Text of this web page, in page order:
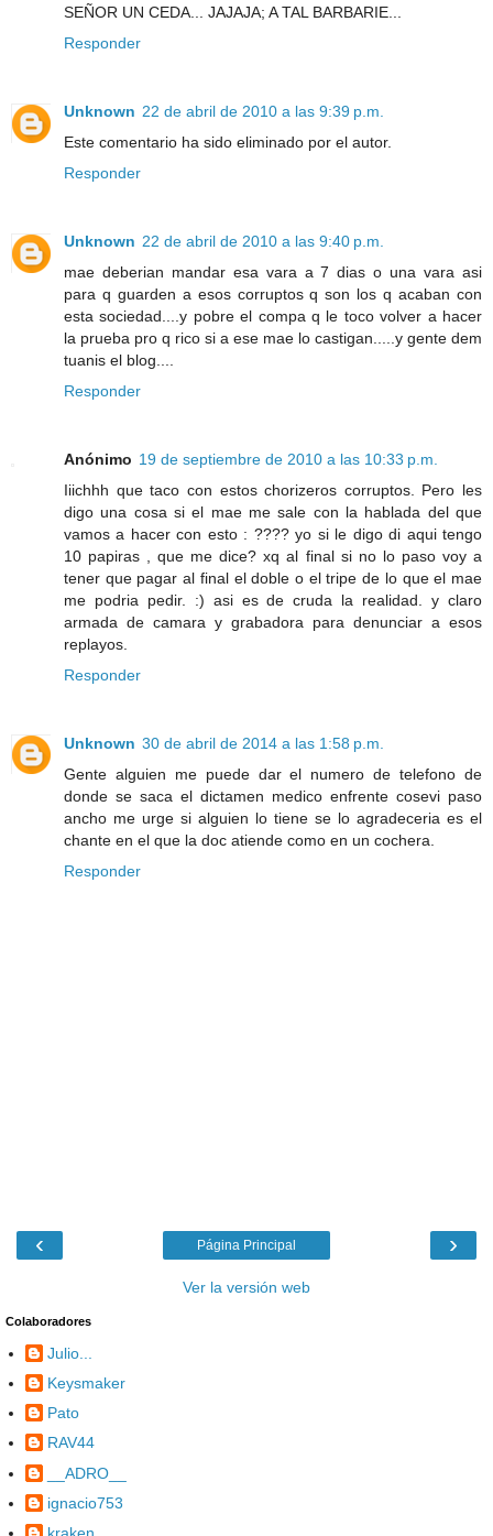
SEÑOR UN CEDA... JAJAJA; A TAL BARBARIE...
Responder
Unknown 22 de abril de 2010 a las 9:39 p.m.
Este comentario ha sido eliminado por el autor.
Responder
Unknown 22 de abril de 2010 a las 9:40 p.m.
mae deberian mandar esa vara a 7 dias o una vara asi
para q guarden a esos corruptos q son los q acaban con
esta sociedad....y pobre el compa q le toco volver a hacer
la prueba pro q rico si a ese mae lo castigan.....y gente dem
tuanis el blog....
Responder
Anónimo 19 de septiembre de 2010 a las 10:33 p.m.
Iiichhh que taco con estos chorizeros corruptos. Pero les
digo una cosa si el mae me sale con la hablada del que
vamos a hacer con esto : ???? yo si le digo di aqui tengo
10 papiras , que me dice? xq al final si no lo paso voy a
tener que pagar al final el doble o el tripe de lo que el mae
me podria pedir. :) asi es de cruda la realidad. y claro
armada de camara y grabadora para denunciar a esos
replayos.
Responder
Unknown 30 de abril de 2014 a las 1:58 p.m.
Gente alguien me puede dar el numero de telefono de
donde se saca el dictamen medico enfrente cosevi paso
ancho me urge si alguien lo tiene se lo agradeceria es el
chante en el que la doc atiende como en un cochera.
Responder
‹ ›
Página Principal
Ver la versión web
Colaboradores
Julio...
Keysmaker
Pato
RAV44
__ADRO__
ignacio753